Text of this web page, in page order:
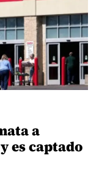
a
es captado